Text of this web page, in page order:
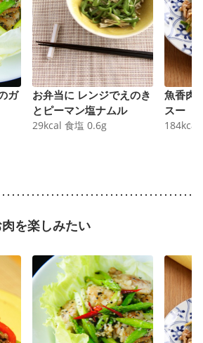
ガ
お弁当に レンジでえのき
とピーマン塩ナムル
29kcal 食塩 0.6g
魚香肉
スー
184kcal
を楽しみたい